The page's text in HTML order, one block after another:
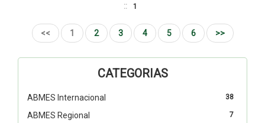
::
1
<< 1 2 3 4 5 6 >>
CATEGORIAS
38
ABMES Internacional
7
ABMES Regional